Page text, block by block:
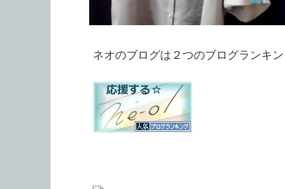
ネオのブログは２つのブログランキ